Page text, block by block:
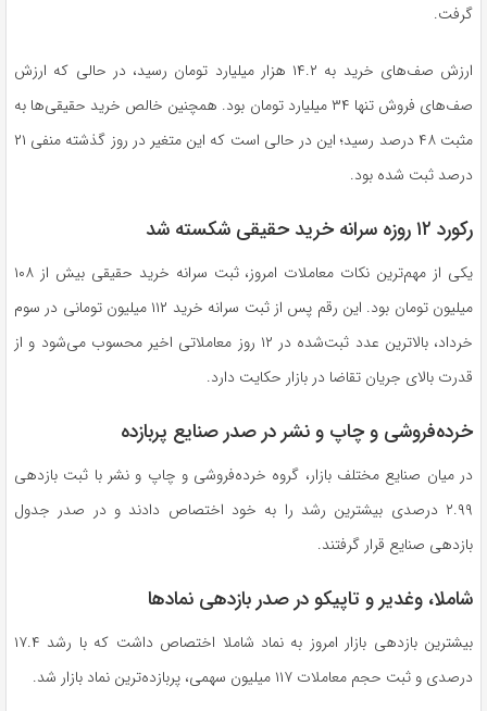
گرفت.
ارزش صف‌های خرید به ۱۴.۲ هزار میلیارد تومان رسید، در حالی که ارزش
صف‌های فروش تنها ۳۴ میلیارد تومان بود. همچنین خالص خرید حقیقی‌ها به
مثبت ۴۸ درصد رسید؛ این در حالی است که این متغیر در روز گذشته منفی ۲۱
درصد ثبت شده بود.
رکورد ۱۲ روزه سرانه خرید حقیقی شکسته شد
یکی از مهم‌ترین نکات معاملات امروز، ثبت سرانه خرید حقیقی بیش از ۱۰۸
میلیون تومان بود. این رقم پس از ثبت سرانه خرید ۱۱۲ میلیون تومانی در سوم
خرداد، بالاترین عدد ثبت‌شده در ۱۲ روز معاملاتی اخیر محسوب می‌شود و از
قدرت بالای جریان تقاضا در بازار حکایت دارد.
خرده‌فروشی و چاپ و نشر در صدر صنایع پربازده
در میان صنایع مختلف بازار، گروه خرده‌فروشی و چاپ و نشر با ثبت بازدهی
۲.۹۹ درصدی بیشترین رشد را به خود اختصاص دادند و در صدر جدول
بازدهی صنایع قرار گرفتند.
شاملا، وغدیر و تاپیکو در صدر بازدهی نماد‌ها
بیشترین بازدهی بازار امروز به نماد شاملا اختصاص داشت که با رشد ۱۷.۴
درصدی و ثبت حجم معاملات ۱۱۷ میلیون سهمی، پربازده‌ترین نماد بازار شد.